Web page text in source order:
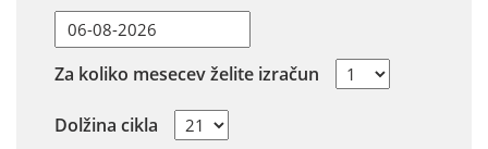
Za koliko mesecev želite izračun
Dolžina cikla